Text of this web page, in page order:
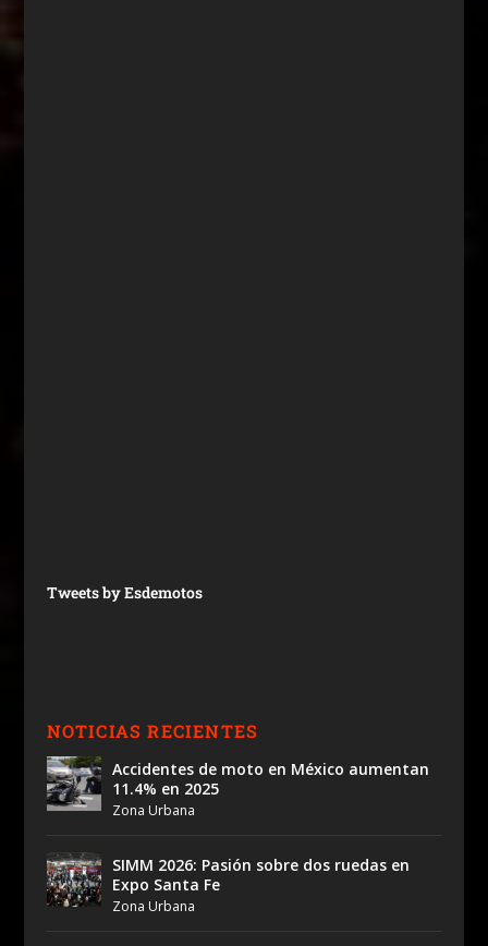
Tweets by Esdemotos
NOTICIAS RECIENTES
Accidentes de moto en México aumentan
11.4% en 2025
Zona Urbana
SIMM 2026: Pasión sobre dos ruedas en
Expo Santa Fe
Zona Urbana